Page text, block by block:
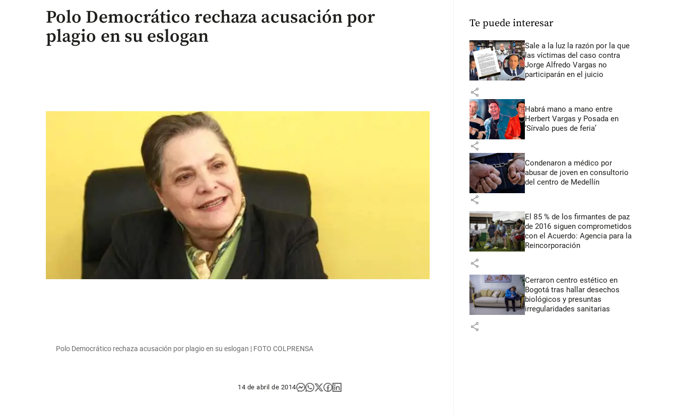
Polo Democrático rechaza acusación por
plagio en su eslogan
Polo Democrático rechaza acusación por plagio en su eslogan | FOTO COLPRENSA
14 de abril de 2014
Te puede interesar
Sale a la luz la razón por la que
las víctimas del caso contra
Jorge Alfredo Vargas no
participarán en el juicio
share
Habrá mano a mano entre
Herbert Vargas y Posada en
‘Sírvalo pues de feria’
share
Condenaron a médico por
abusar de joven en consultorio
del centro de Medellín
share
El 85 % de los firmantes de paz
de 2016 siguen comprometidos
con el Acuerdo: Agencia para la
Reincorporación
share
Cerraron centro estético en
Bogotá tras hallar desechos
biológicos y presuntas
irregularidades sanitarias
share